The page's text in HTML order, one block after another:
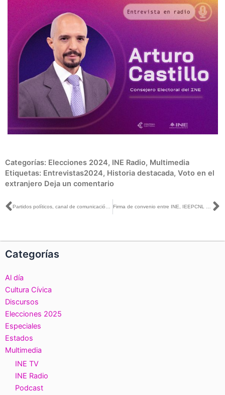
Categorías: Elecciones 2024, INE Radio, Multimedia
Etiquetas: Entrevistas2024, Historia destacada, Voto en el
extranjero Deja un comentario
Ant
Categorías
Al día
Cultura Cívica
Discursos
Elecciones 2025
Especiales
Estados
Multimedia
INE TV
INE Radio
Podcast